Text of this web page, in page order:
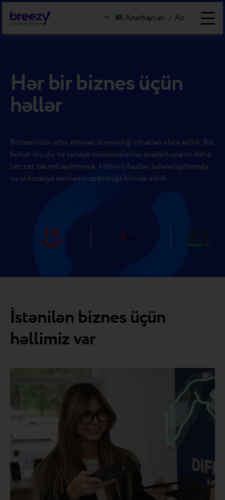
Azərbaycan / Az
Hər bir biznes üçün
həllər
Biznesinizin artıq ehtiyac duymadığı cihazları idarə edirik. Biz
bütün ölçülü və sənaye müəssisələrinə avadanlıqlarını daha
tez-tez təkmilləşdirməyə, köhnə cihazları balanslaşdırmağa
və utilizasiya xərclərini azaltmağa kömək edirik.
İstənilən biznes üçün
həllimiz var